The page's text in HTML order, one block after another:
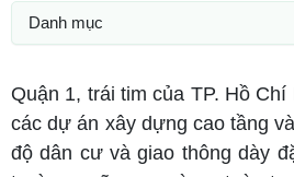
Danh mục
Quận 1, trái tim của TP. Hồ
các dự án xây dựng cao tầng
độ dân cư và giao thông dày